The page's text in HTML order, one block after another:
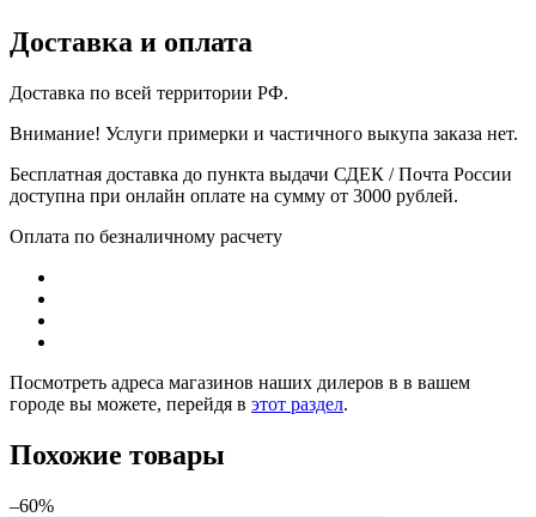
Доставка и оплата
Доставка по всей территории РФ.
Внимание! Услуги примерки и частичного выкупа заказа нет.
Бесплатная доставка до пункта выдачи СДЕК / Почта России
доступна при онлайн оплате на сумму от 3000 рублей.
Оплата по безналичному расчету
Посмотреть адреса магазинов наших дилеров в в вашем
городе вы можете, перейдя в этот раздел.
Похожие товары
–60%